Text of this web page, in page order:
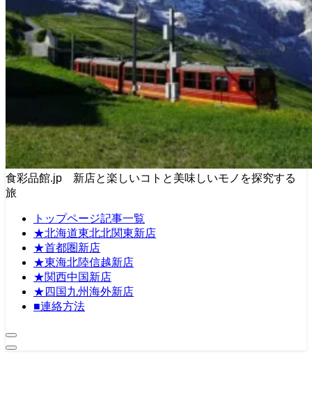
食彩品館.jp 新店と楽しいコトと美味しいモノを探究する
旅
トップページ記事一覧
★北海道東北北関東新店
★首都圏新店
★東海北陸信越新店
★関西中国新店
★四国九州海外新店
■連絡方法